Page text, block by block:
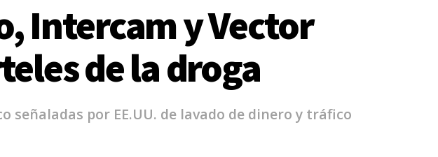
Intercam y Vector
de la droga
por EE.UU. de lavado de dinero y tráfico